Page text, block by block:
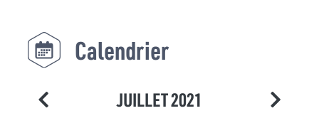
Calendrier
JUILLET 2021